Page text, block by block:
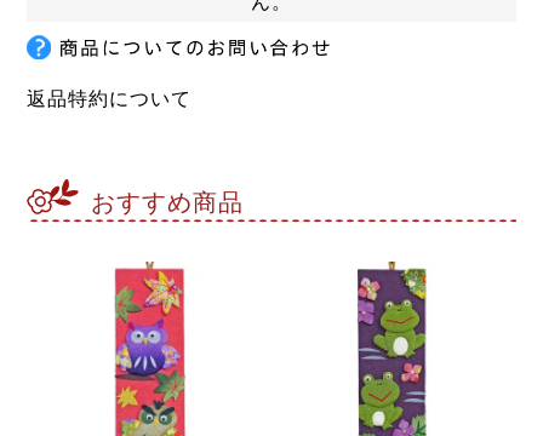
返品特約について
おすすめ商品